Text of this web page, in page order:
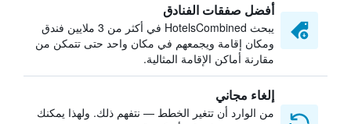
أفضل صفقات الفنادق
يبحث HotelsCombined في أكثر من 3 ملايين فندق
ومكان إقامة ويجمعهم في مكان واحد حتى تتمكن من
مقارنة أماكن الإقامة المثالية.
إلغاء مجاني
من الوارد أن تتغير الخطط — نتفهم ذلك. ولهذا يمكنك